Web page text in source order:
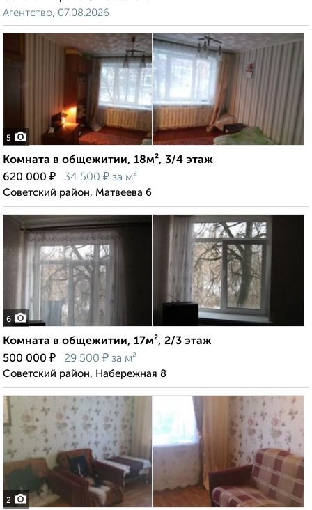
Агентство, 07.08.2026
5
Комната в общежитии, 18м², 3/4 этаж
620 000 ₽ 34 500 ₽ за м²
Советский район, Матвеева 6
6
Комната в общежитии, 17м², 2/3 этаж
500 000 ₽ 29 500 ₽ за м²
Советский район, Набережная 8
2